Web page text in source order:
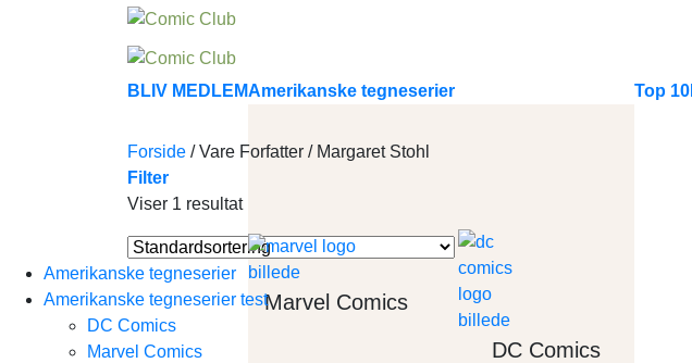
BLIV MEDLEMAmerikanske tegneserier
Marvel Comics
DC Comics
Top 10
Forside /Vare Forfatter /Margaret Stohl
Filter
Viser 1 resultat
Amerikanske tegneserier
Amerikanske tegneserier test
DC Comics
Marvel Comics